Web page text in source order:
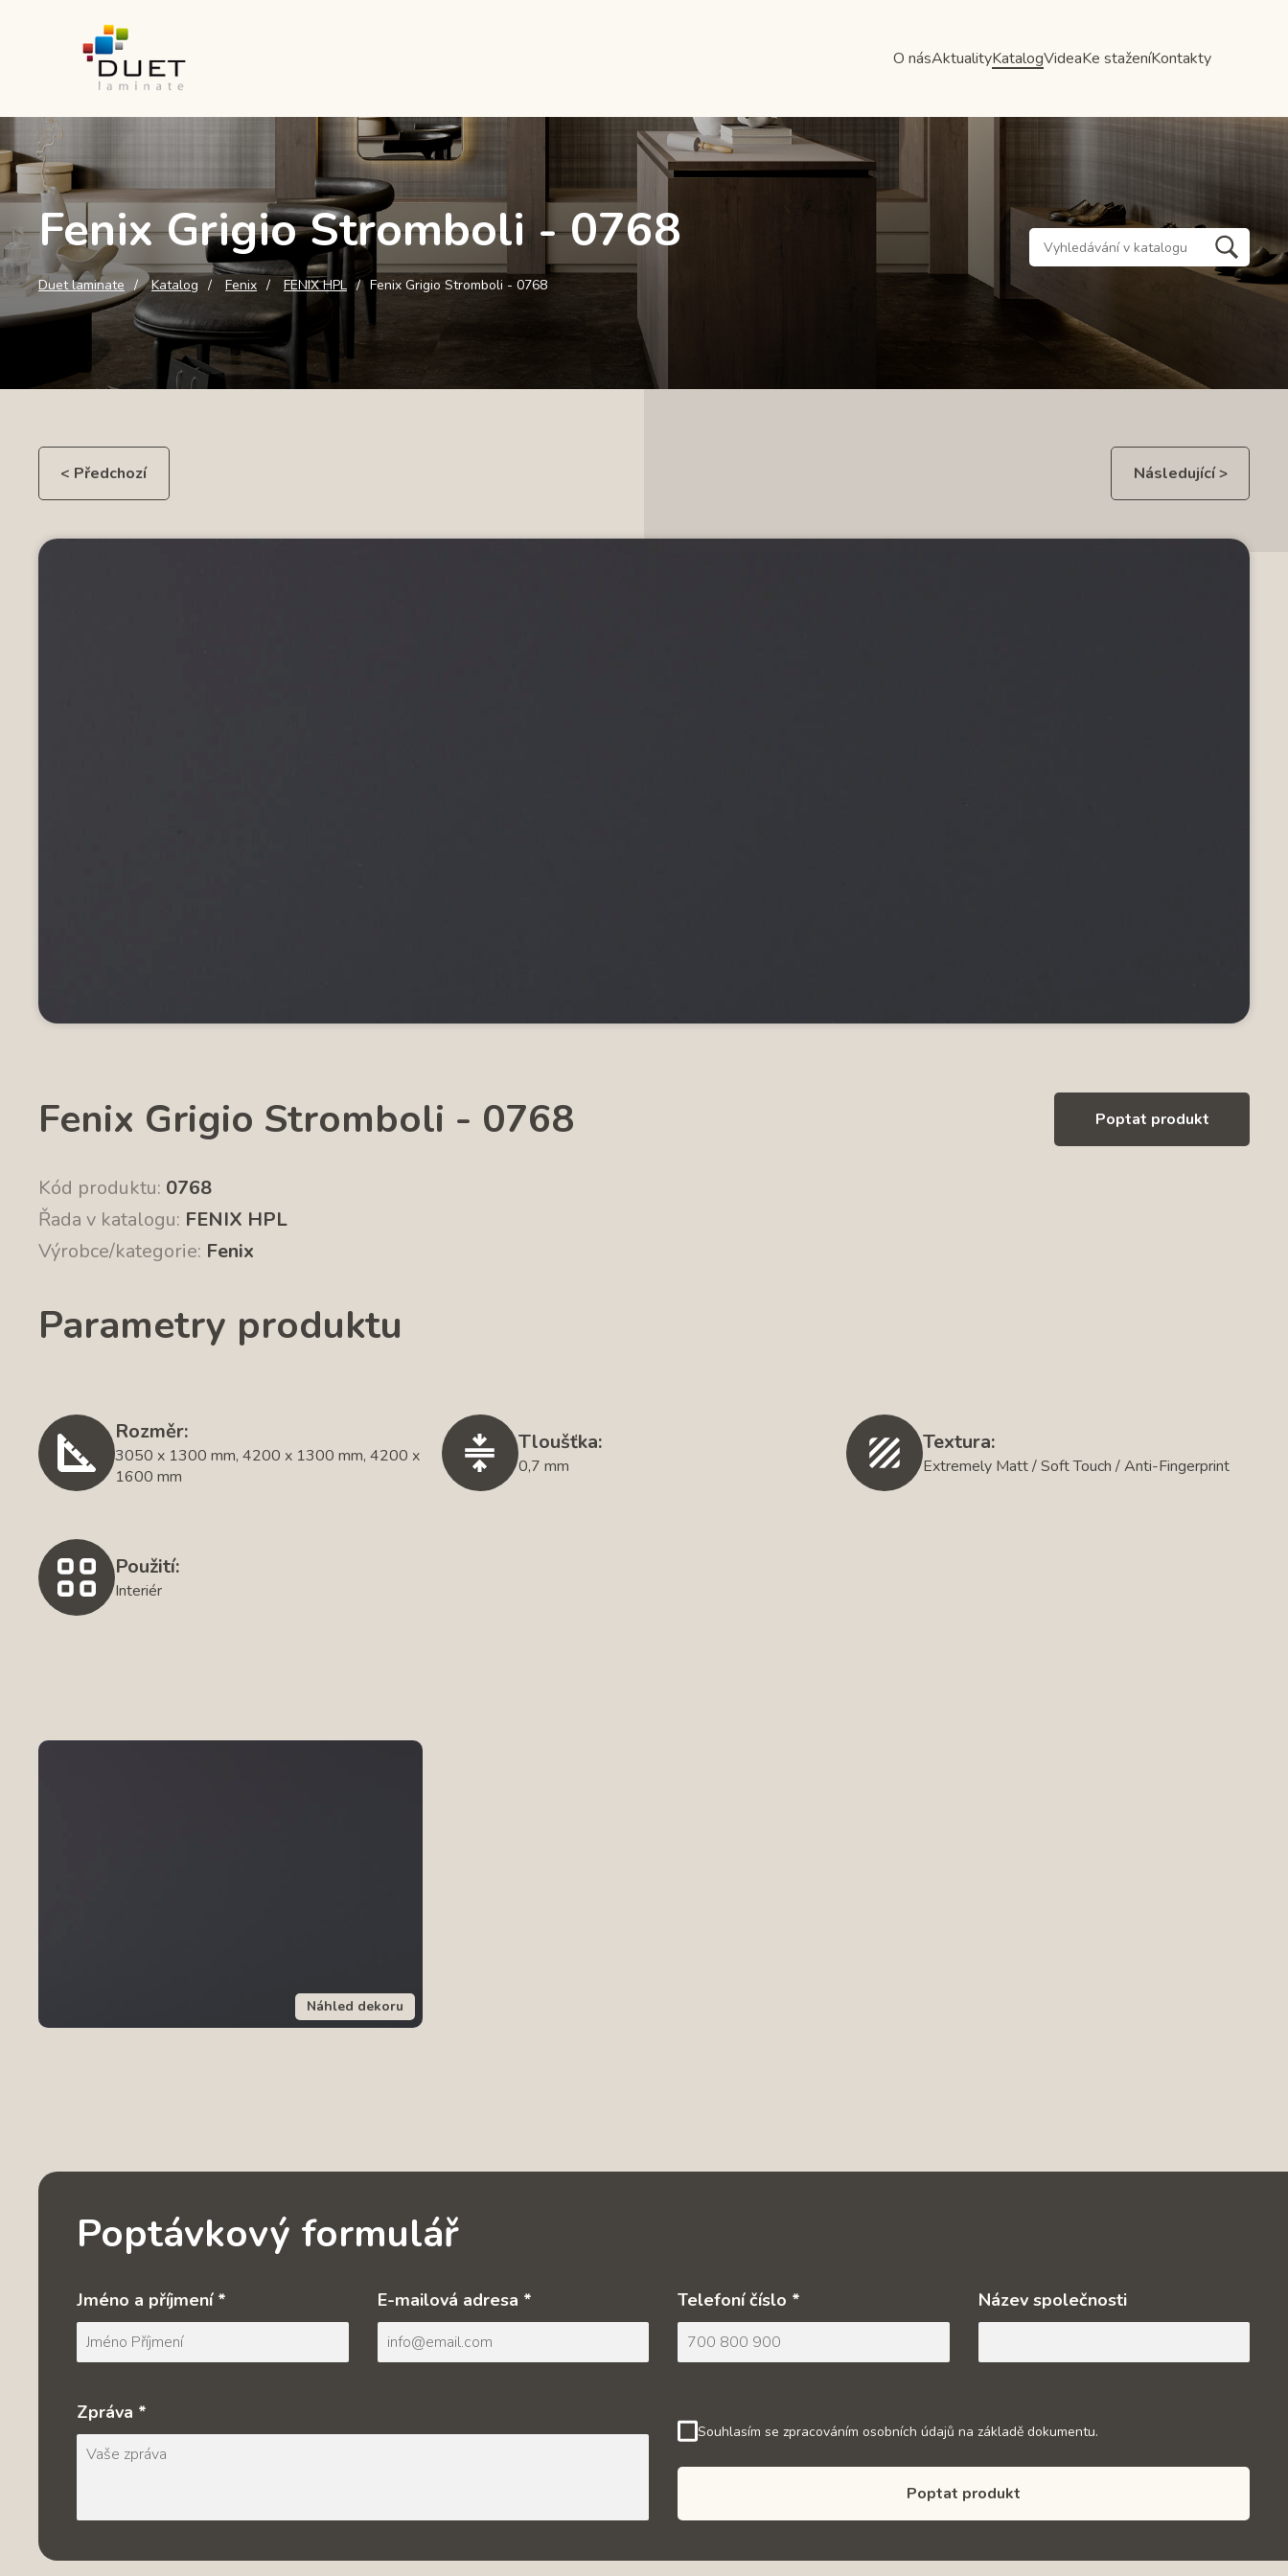
O násAktualityKatalogVideaKe staženíKontakty
Fenix Grigio Stromboli - 0768
Duet laminate Katalog Fenix FENIX HPL Fenix Grigio Stromboli - 0768
< Předchozí Následující >
Fenix Grigio Stromboli - 0768 Poptat produkt
Kód produktu: 0768
Řada v katalogu: FENIX HPL
Výrobce/kategorie: Fenix
Parametry produktu
Rozměr:
3050 x 1300 mm, 4200 x 1300 mm, 4200 x
1600 mm
Tloušťka:
0,7 mm
Textura:
Extremely Matt / Soft Touch / Anti-Fingerprint
Použití:
Interiér
Náhled dekoru
Poptávkový formulář
Jméno a příjmení * E-mailová adresa * Telefoní číslo * Název společnosti
Zpráva *
Souhlasím se zpracováním osobních údajů na základě dokumentu.
Poptat produkt